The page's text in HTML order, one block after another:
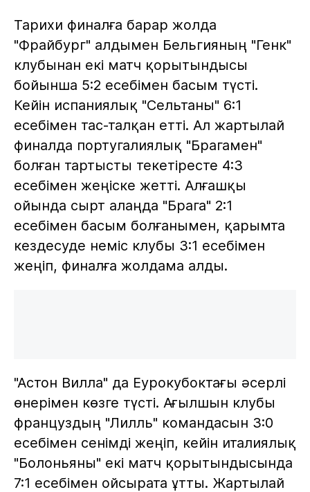
Тарихи финалға барар жолда
"Фрайбург" алдымен Бельгияның "Генк"
клубынан екі матч қорытындысы
бойынша 5:2 есебімен басым түсті.
Кейін испаниялық "Сельтаны" 6:1
есебімен тас-талқан етті. Ал жартылай
финалда португалиялық "Брагамен"
болған тартысты текетіресте 4:3
есебімен жеңіске жетті. Алғашқы
ойында сырт алаңда "Брага" 2:1
есебімен басым болғанымен, қарымта
кездесуде неміс клубы 3:1 есебімен
жеңіп, финалға жолдама алды.
"Астон Вилла" да Еурокубоктағы әсерлі
өнерімен көзге түсті. Ағылшын клубы
француздың "Лилль" командасын 3:0
есебімен сенімді жеңіп, кейін италиялық
"Болоньяны" екі матч қорытындысында
7:1 есебімен ойсырата ұтты. Жартылай